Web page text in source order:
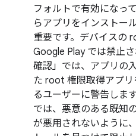
フォルトで有効になっ
らアプリをインストー
重要です。デバイスの
Google Play では禁止
確認」では、アプリの
た root 権限取得アプ
るユーザーに警告しま
では、悪意のある既知
が悪用されないように